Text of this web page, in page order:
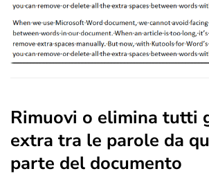
Rimuovi o elimina tutti
extra tra le parole da
parte del documento